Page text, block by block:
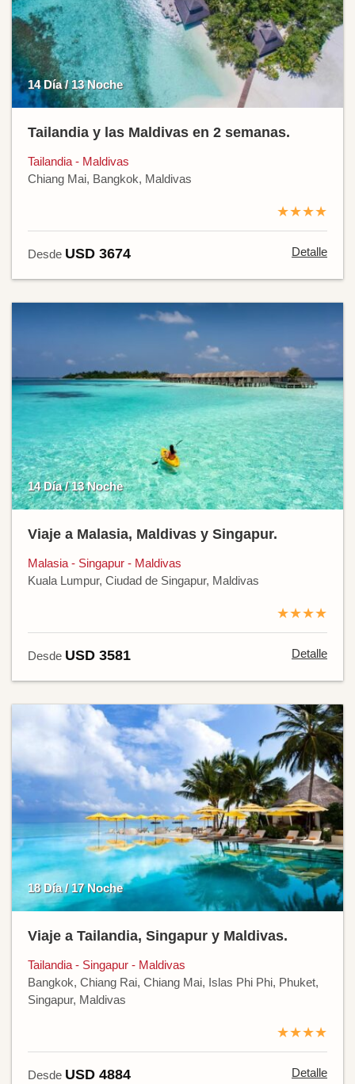
14 Día / 13 Noche
Tailandia y las Maldivas en 2 semanas.
Tailandia - Maldivas
Chiang Mai, Bangkok, Maldivas
★★★★
Desde USD 3674 Detalle
14 Día / 13 Noche
Viaje a Malasia, Maldivas y Singapur.
Malasia - Singapur - Maldivas
Kuala Lumpur, Ciudad de Singapur, Maldivas
★★★★
Desde USD 3581 Detalle
18 Día / 17 Noche
Viaje a Tailandia, Singapur y Maldivas.
Tailandia - Singapur - Maldivas
Bangkok, Chiang Rai, Chiang Mai, Islas Phi Phi, Phuket,
Singapur, Maldivas
★★★★
Desde USD 4884 Detalle